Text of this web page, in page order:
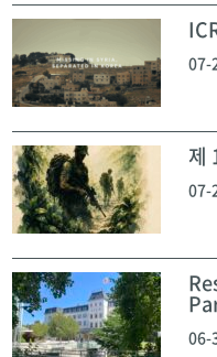
07-
제
07-
06-